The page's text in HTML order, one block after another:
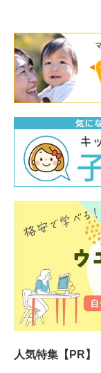
人気特集【PR】